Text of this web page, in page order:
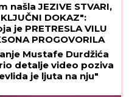
našla JEZIVE STVARI,
DOKAZ":
je PRETRESLA VILU
PROGOVORILA
- "U kupatilu su bila
Mustafe Durdžića
detalje video poziva
je ljuta na nju"